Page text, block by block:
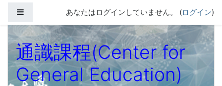
サイドパネルあなたはログインしていません。 (ログイン)
通識課程(Center for
General Education)